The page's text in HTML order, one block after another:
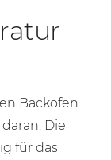
Backofen
Die
für das